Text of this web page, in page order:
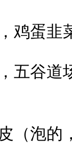
鸡蛋
五谷
（泡的